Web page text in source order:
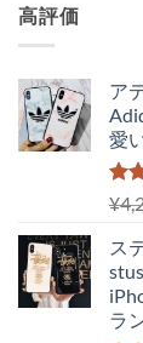
高評価
ア
愛
5段
5.00
¥
ス
ラ